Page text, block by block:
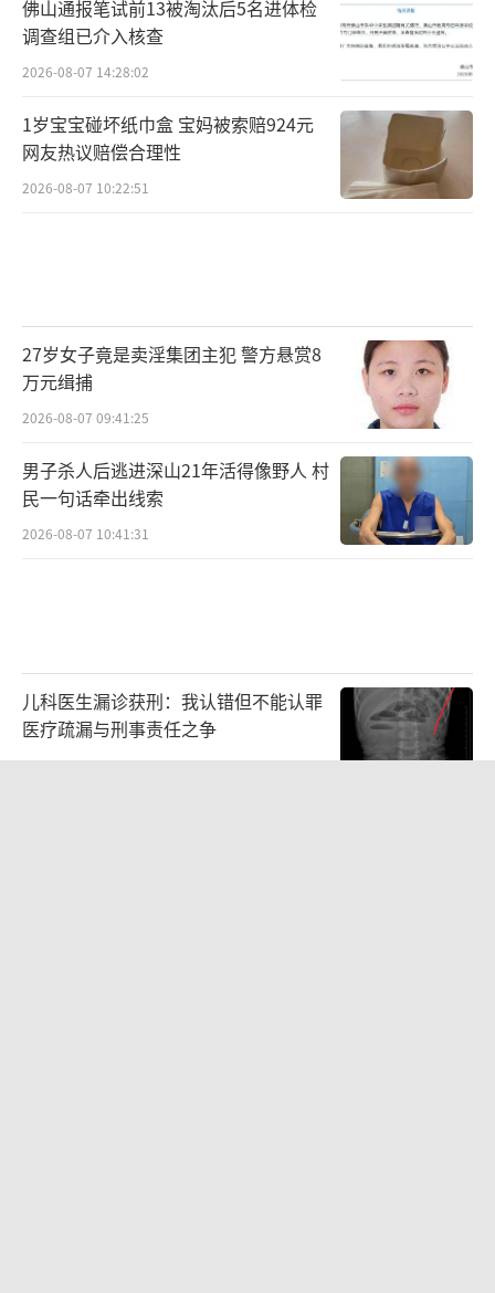
佛山通报笔试前13被淘汰后5名进体检
调查组已介入核查
2026-08-07 14:28:02
1岁宝宝碰坏纸巾盒 宝妈被索赔924元
网友热议赔偿合理性
2026-08-07 10:22:51
27岁女子竟是卖淫集团主犯 警方悬赏8
万元缉捕
2026-08-07 09:41:25
男子杀人后逃进深山21年活得像野人 村
民一句话牵出线索
2026-08-07 10:41:31
儿科医生漏诊获刑：我认错但不能认罪
医疗疏漏与刑事责任之争
2026-08-06 13:45:15